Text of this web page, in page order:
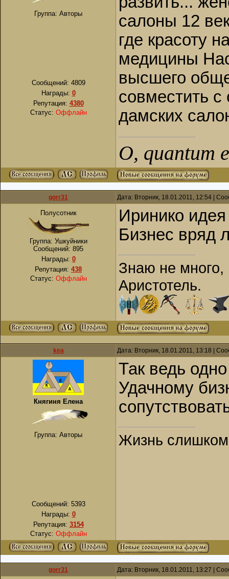
Группа: Авторы
Сообщений: 4809
Награды: 0
Репутация: 4380
Статус: Оффлайн
салоны 12
где красоту
медицины
высшего
совместить
дамских
О, quantum
gorr31 Дата: Вторник, 18.01.2011, 12:54 |
Полусотник
Группа: Ушкуйники
Сообщений: 895
Награды: 0
Репутация: 438
Статус: Оффлайн
Иринико
Бизнес вряд
Знаю не много,
Аристотель.
kea Дата: Вторник, 18.01.2011, 13:18 |
Княгиня Елена
Группа: Авторы
Сообщений: 5393
Награды: 0
Репутация: 3154
Статус: Оффлайн
Так ведь
Удачному
Жизнь слишком
gorr31 Дата: Вторник, 18.01.2011, 13:27 |